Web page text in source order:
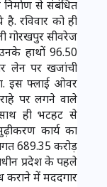
से संबंधित
रविवार को ही
गोरखपुर सीवरेज
हाथों 96.50
लेन पर खजांची
इस फ्लाई ओवर
पर लगने वाले
ही भटहट से
कार्य का
689.35 करोड़
प्रदेश के पहले
कराने में मददगार